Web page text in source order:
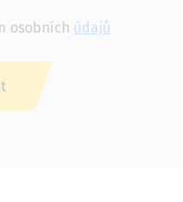
osobních údajů